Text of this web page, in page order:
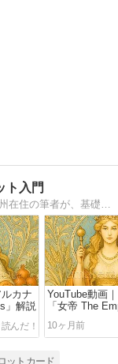
ト入門
タロット占いを学びたい初心者さんへ。欧州在住の筆者が、基礎知識やカードの意味をわかりやすく解説。日常に寄り添う占いの魅力をお届けします。サイドバーに無料占い有り。
カナ
」解説
YouTube動画
「女帝 The
10ヶ月前
ットカード